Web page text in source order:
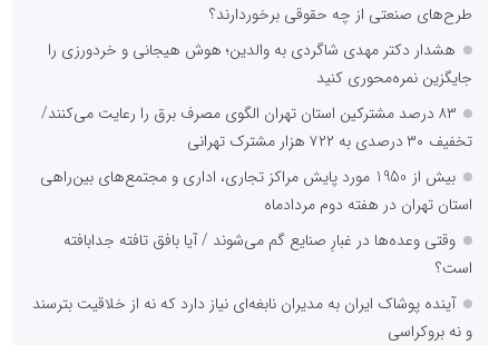
طرح‌های صنعتی از چه حقوقی برخوردارند؟
هشدار دکتر مهدی شاگردی به والدین؛ هوش هیجانی و خردورزی را
جایگزین نمره‌محوری کنید
۸۳ درصد مشترکین استان تهران الگوی مصرف برق را رعایت می‌کنند/
تخفیف ۳۰ درصدی به ۷۲۲ هزار مشترک تهرانی
بیش از 1950 مورد پایش مراکز تجاری، اداری و مجتمع‌های بین‌راهی
استان تهران در هفته دوم مردادماه
وقتی وعده‌ها در غبارِ صنایع گم می‌شوند / آیا بافق تافته جدابافته
است؟
آینده پوشاک ایران به مدیران نابغه‌ای نیاز دارد که نه از خلاقیت بترسند
و نه بروکراسی